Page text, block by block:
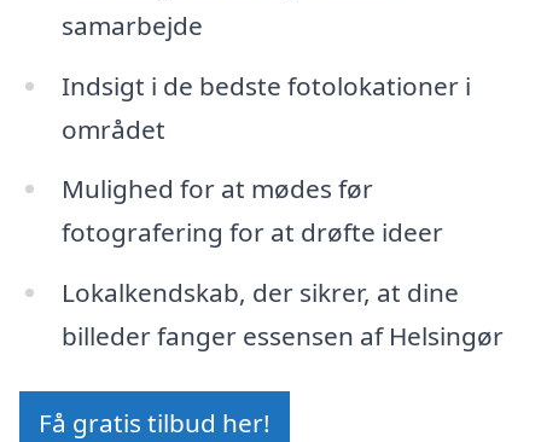
samarbejde
Indsigt i de bedste fotolokationer i
området
Mulighed for at mødes før
fotografering for at drøfte ideer
Lokalkendskab, der sikrer, at dine
billeder fanger essensen af Helsingør
Få gratis tilbud her!